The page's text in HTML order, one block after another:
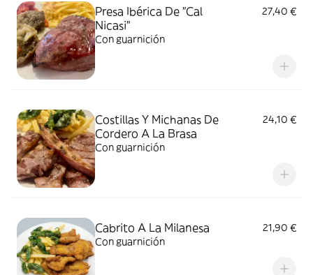
Presa Ibérica De "Cal
Nicasi"
27,40 €
Con guarnición
Costillas Y Michanas De
Cordero A La Brasa
24,10 €
Con guarnición
Cabrito A La Milanesa
21,90 €
Con guarnición